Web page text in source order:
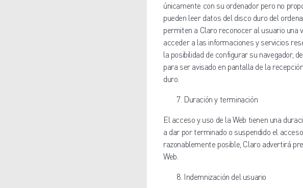
únicamente con su ordenador pero no
pueden leer datos del disco duro del
permiten a Claro reconocer al usuario
acceder a las informaciones y servicios
la posibilidad de configurar su navegador,
para ser avisado en pantalla de la
duro.
Duración y terminación
El acceso y uso de la Web tienen una
a dar por terminado o suspendido el
razonablemente posible, Claro advertirá
Web.
Indemnización del usuario